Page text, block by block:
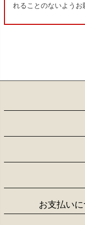
れることのないようお
お支払い